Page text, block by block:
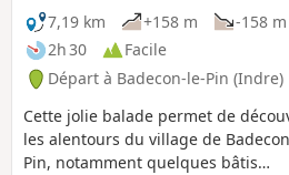
7,19 km
+158 m
-158 m
2h 30
Facile
Départ à Badecon-le-Pin (Indre)
Cette jolie balade permet de
les alentours du village de
Pin, notamment quelques bâtis